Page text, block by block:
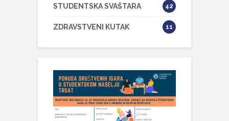
STUDENTSKA SVAŠTARA 42
ZDRAVSTVENI KUTAK 11